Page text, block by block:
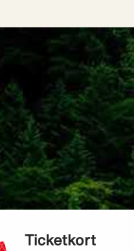
Ticketkort